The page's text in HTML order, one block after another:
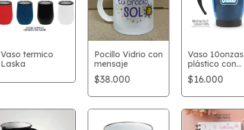
Vaso termico
Laska
Pocillo Vidrio con
mensaje
$38.000
Vaso 10onzas
plástico con
tapa
$16.000